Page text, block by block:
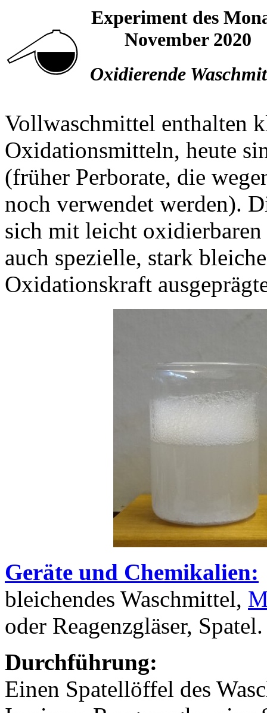
Experiment des
November 2020
Oxidierende
Vollwaschmittel enthalten
Oxidationsmitteln, heute
(früher Perborate, die
noch verwendet werden).
sich mit leicht
auch spezielle, stark
Oxidationskraft
Geräte und Chemikalien:
bleichendes Waschmittel,
oder Reagenzgläser, Spatel.
Durchführung:
Einen Spatellöffel des